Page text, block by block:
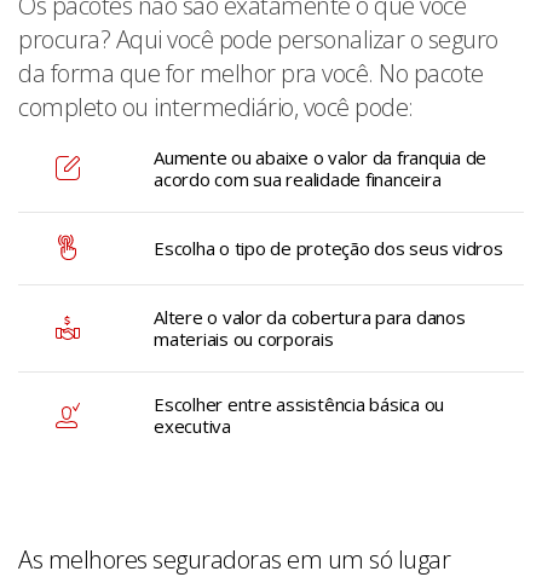
procura? Aqui você pode personalizar o seguro
da forma que for melhor pra você. No pacote
completo ou intermediário, você pode:
Aumente ou abaixe o valor da franquia de
acordo com sua realidade financeira
Escolha o tipo de proteção dos seus vidros
Altere o valor da cobertura para danos
materiais ou corporais
Escolher entre assistência básica ou
executiva
As melhores seguradoras em um só lugar